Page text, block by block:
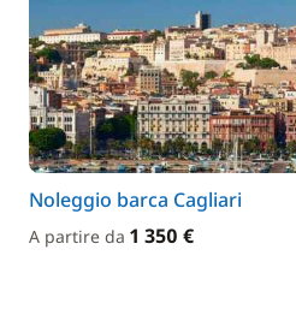
Noleggio barca Cagliari
A partire da 1 350 €